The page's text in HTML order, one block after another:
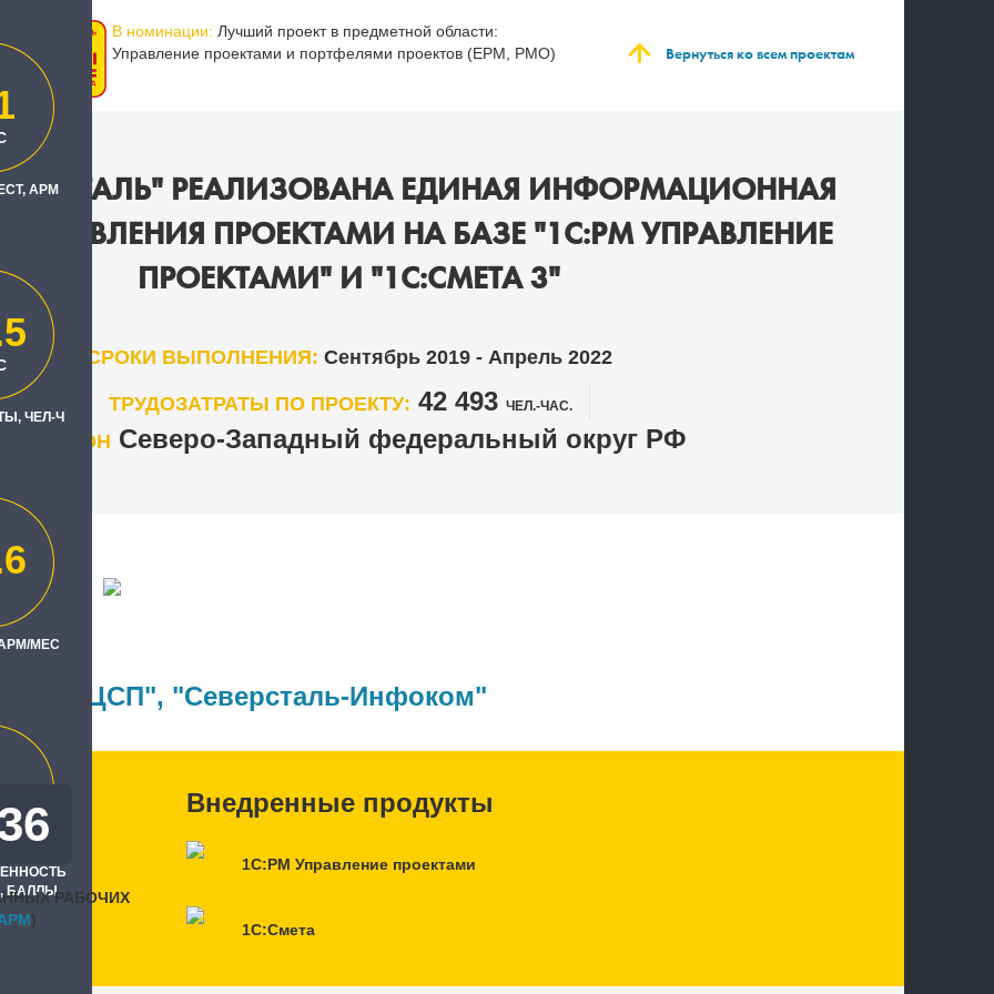
В номинации: Лучший проект в предметной области:
Управление проектами и портфелями проектов (EPM, PMO)
Вернуться ко всем проектам
РЕАЛИЗОВАНА ЕДИНАЯ ИНФОРМАЦИОННАЯ
УПРАВЛЕНИЯ ПРОЕКТАМИ НА БАЗЕ "1С:PM УПРАВЛЕНИЕ
ПРОЕКТАМИ" И "1С:СМЕТА 3"
СРОКИ ВЫПОЛНЕНИЯ: Сентябрь 2019 - Апрель 2022
ТРУДОЗАТРАТЫ ПО ПРОЕКТУ: 42 493 ЧЕЛ.-ЧАС.
РЕГИОН Северо-Западный федеральный округ РФ
АРМ
ЧЕЛ-Ч
МЕС
БАЛЛЫ
ЦСП", "Северсталь-Инфоком"
РАБОЧИХ
)
Внедренные продукты
1С:PM Управление проектами
1С:Смета